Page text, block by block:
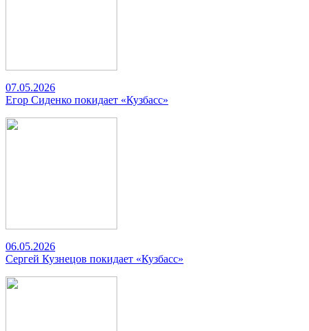
07.05.2026
Егор Сиденко покидает «Кузбасс»
06.05.2026
Сергей Кузнецов покидает «Кузбасс»